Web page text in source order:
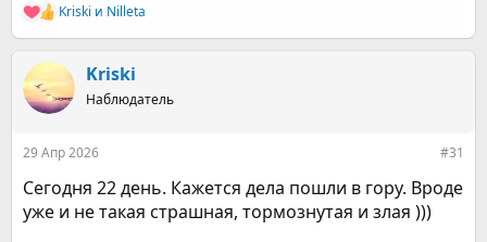
Р
е
к
ц
и
Kriski и Nilleta
Kriski
Наблюдатель
29 Апр 2026 #31
Сегодня 22 день. Кажется дела пошли в гору. Вроде
уже и не такая страшная, тормознутая и злая )))